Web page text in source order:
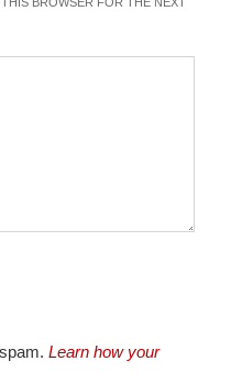
Learn how your